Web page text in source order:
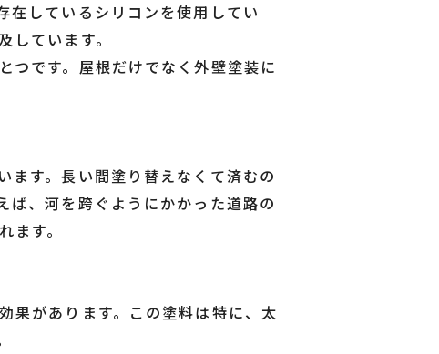
在しているシリコンを使用してい
ています。
つです。屋根だけでなく外壁塗装に
ます。長い間塗り替えなくて済むの
ば、河を跨ぐようにかかった道路の
す。
果があります。この塗料は特に、太